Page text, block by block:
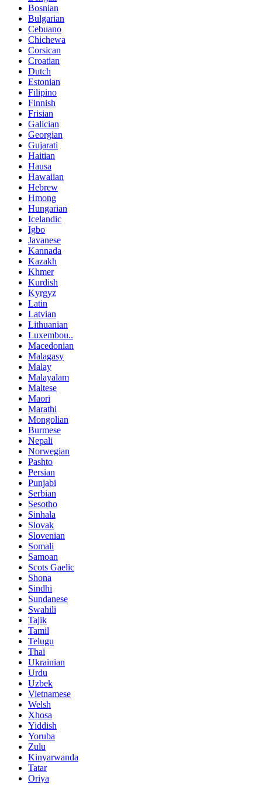
Bosnian
Bulgarian
Cebuano
Chichewa
Corsican
Croatian
Dutch
Estonian
Filipino
Finnish
Frisian
Galician
Georgian
Gujarati
Haitian
Hausa
Hawaiian
Hebrew
Hmong
Hungarian
Icelandic
Igbo
Javanese
Kannada
Kazakh
Khmer
Kurdish
Kyrgyz
Latin
Latvian
Lithuanian
Luxembou..
Macedonian
Malagasy
Malay
Malayalam
Maltese
Maori
Marathi
Mongolian
Burmese
Nepali
Norwegian
Pashto
Persian
Punjabi
Serbian
Sesotho
Sinhala
Slovak
Slovenian
Somali
Samoan
Scots Gaelic
Shona
Sindhi
Sundanese
Swahili
Tajik
Tamil
Telugu
Thai
Ukrainian
Urdu
Uzbek
Vietnamese
Welsh
Xhosa
Yiddish
Yoruba
Zulu
Kinyarwanda
Tatar
Oriya